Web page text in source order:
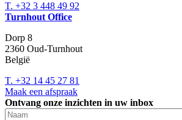
T. +32 3 448 49 92
Turnhout Office
Dorp 8
2360 Oud-Turnhout
België
T. +32 14 45 27 81
Maak een afspraak
Ontvang onze inzichten in uw inbox
Naam